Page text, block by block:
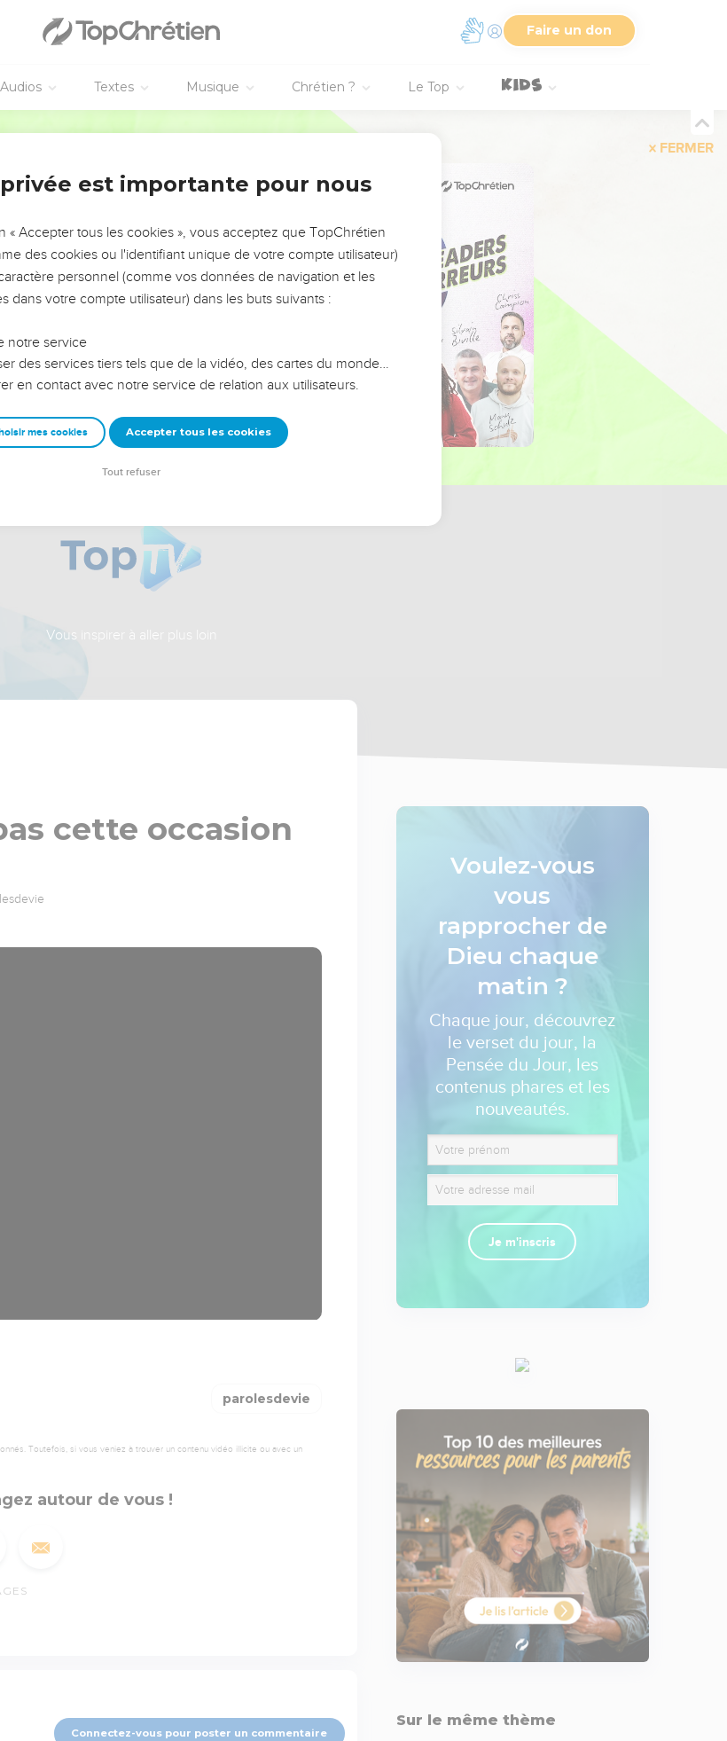
Faire un don
Audios Textes Musique Chrétien ? Le Top
FERMER
DE L’ANNÉE !
?
leur foi ou leur vision. Mais on voit
traversés, alors même que ce sont
reviennent sur les erreurs
de sagesse afin que leurs erreurs
équipe, un groupe ou une famille,
Vous inspirer à aller plus loin
cette occasion
parolesdevie
Toutefois, si vous veniez à trouver un contenu vidéo illicite ou avec un
autour de vous !
Connectez-vous pour poster un commentaire
Voulez-vous
vous
rapprocher de
Dieu chaque
matin ?
Chaque jour, découvrez
le verset du jour, la
Pensée du Jour, les
contenus phares et les
nouveautés.
Je m'inscris
Sur le même thème
est importante pour nous
« Accepter tous les cookies », vous acceptez que TopChrétien
des cookies ou l'identifiant unique de votre compte utilisateur)
personnel (comme vos données de navigation et les
dans votre compte utilisateur) dans les buts suivants :
notre service
des services tiers tels que de la vidéo, des cartes du monde…
en contact avec notre service de relation aux utilisateurs.
mes cookies Accepter tous les cookies
Tout refuser